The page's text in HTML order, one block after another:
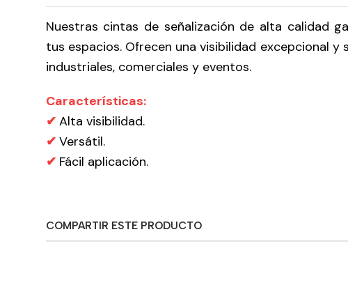
Nuestras cintas de señalización de alta calidad
tus espacios. Ofrecen una visibilidad excepcional y
industriales, comerciales y eventos.
Características:
✔ Alta visibilidad.
✔ Versátil.
✔ Fácil aplicación.
COMPARTIR ESTE PRODUCTO